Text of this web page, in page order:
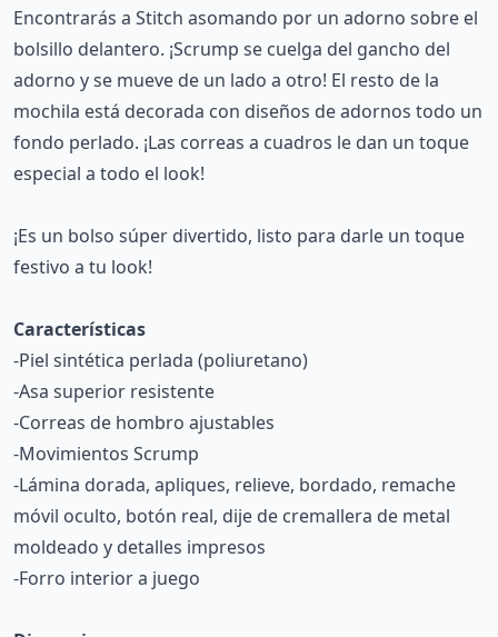
Encontrarás a Stitch asomando por un adorno sobre el
bolsillo delantero. ¡Scrump se cuelga del gancho del
adorno y se mueve de un lado a otro! El resto de la
mochila está decorada con diseños de adornos todo un
fondo perlado. ¡Las correas a cuadros le dan un toque
especial a todo el look!
¡Es un bolso súper divertido, listo para darle un toque
festivo a tu look!
Características
-Piel sintética perlada (poliuretano)
-Asa superior resistente
-Correas de hombro ajustables
-Movimientos Scrump
-Lámina dorada, apliques, relieve, bordado, remache
móvil oculto, botón real, dije de cremallera de metal
moldeado y detalles impresos
-Forro interior a juego